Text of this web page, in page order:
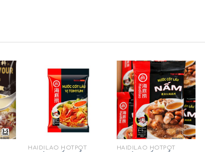
HAIDILAO HOTPOT HAIDILAO HOTPOT